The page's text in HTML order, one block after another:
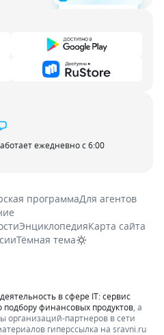
ежедневно с 6:00
программаДля агентов
ЭнциклопедияКарта сайта
Тёмная тема
в сфере IT: сервис
подбору финансовых продуктов , а
организаций-партнеров в сети
гиперссылка на sravni.ru